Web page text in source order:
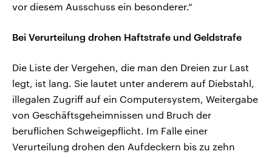
vor diesem Ausschuss ein besonderer.“
Bei Verurteilung drohen Haftstrafe und Geldstrafe
Die Liste der Vergehen, die man den Dreien zur Last
legt, ist lang. Sie lautet unter anderem auf Diebstahl,
illegalen Zugriff auf ein Computersystem, Weitergabe
von Geschäftsgeheimnissen und Bruch der
beruflichen Schweigepflicht. Im Falle einer
Verurteilung drohen den Aufdeckern bis zu zehn